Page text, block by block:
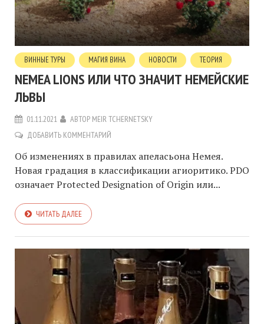
ВИННЫЕ ТУРЫ МАГИЯ ВИНА НОВОСТИ ТЕОРИЯ
NEMEA LIONS ИЛИ ЧТО ЗНАЧИТ НЕМЕЙСКИЕ
ЛЬВЫ
01.11.2021 АВТОР MEIR TCHERNETSKY
ДОБАВИТЬ КОММЕНТАРИЙ
Об изменениях в правилах апеласьона Немея.
Новая градация в классификации агиоритико. PDO
означает Protected Designation of Origin или...
ЧИТАТЬ ДАЛЕЕ